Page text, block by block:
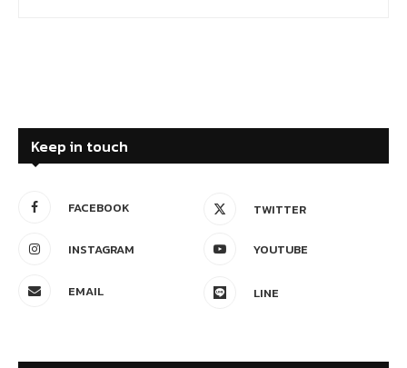
Keep in touch
FACEBOOK TWITTER
INSTAGRAM YOUTUBE
EMAIL LINE